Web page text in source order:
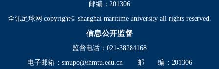
邮编：201306
全讯足球网 copyright© shanghai maritime university all rights reserved.
信息公开监督
监督电话：021-38284168
电子邮箱： smupo@shmtu.edu.cn
邮 编：201306